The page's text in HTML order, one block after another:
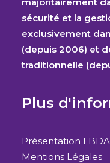
sécurité et la
exclusivement
(depuis 2006) et
traditionnelle
Plus
Présentation LBDA
Mentions Légales